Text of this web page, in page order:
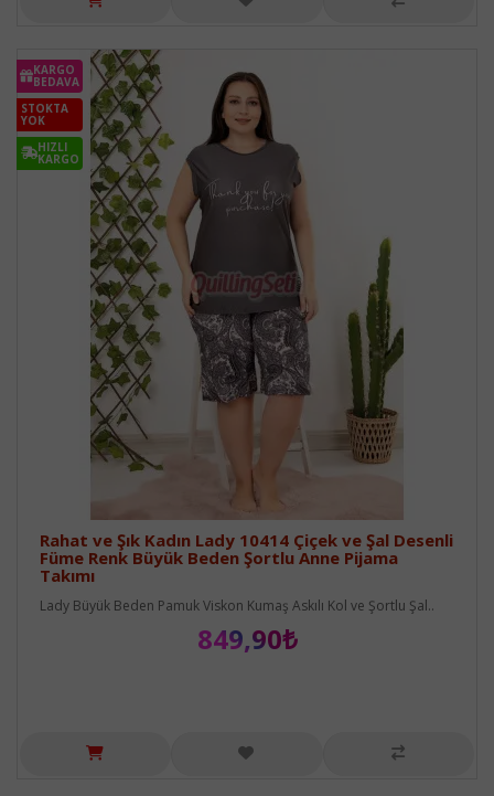
KARGO
BEDAVA
STOKTA
YOK
HIZLI
KARGO
Rahat ve Şık Kadın Lady 10414 Çiçek ve Şal Desenli
Füme Renk Büyük Beden Şortlu Anne Pijama
Takımı
Lady Büyük Beden Pamuk Viskon Kumaş Askılı Kol ve Şortlu Şal..
849,90₺